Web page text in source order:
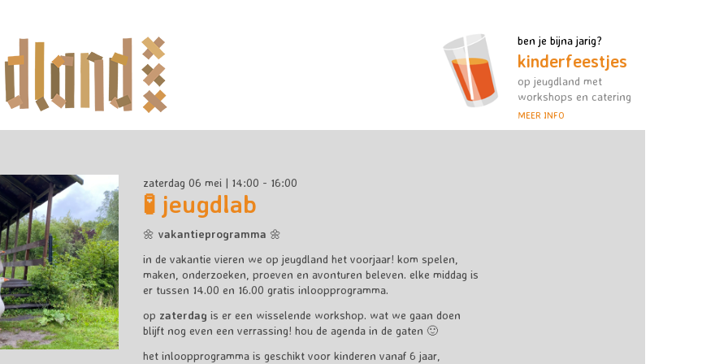
ben je bijna jarig?
kinderfeestjes
op jeugdland met
workshops en catering
MEER INFO
zaterdag 06 mei | 14:00 - 16:00
🧪 jeugdlab
🌼 vakantieprogramma 🌼
in de vakantie vieren we op jeugdland het voorjaar! kom spelen,
maken, onderzoeken, proeven en avonturen beleven. elke middag is
er tussen 14.00 en 16.00 gratis inloopprogramma.
op zaterdag is er een wisselende workshop. wat we gaan doen
blijft nog even een verrassing! hou de agenda in de gaten 🙂
het inloopprogramma is geschikt voor kinderen vanaf 6 jaar,